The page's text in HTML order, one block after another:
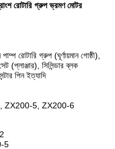
রোটারি গ্রুপ ভ্রমণ মোটর
রোটারি গ্রুপ (ঘূর্ণায়মান গোষ্ঠী),
(প্লাঞ্জার), সিলিন্ডার ব্লক
পিন ইত্যাদি
ZX200-5, ZX200-6
5